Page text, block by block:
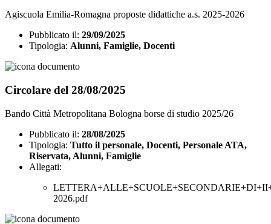
Agiscuola Emilia-Romagna proposte didattiche a.s. 2025-2026
Pubblicato il: 29/09/2025
Tipologia: Alunni, Famiglie, Docenti
Circolare del 28/08/2025
Bando Città Metropolitana Bologna borse di studio 2025/26
Pubblicato il: 28/08/2025
Tipologia: Tutto il personale, Docenti, Personale ATA,
Riservata, Alunni, Famiglie
Allegati:
2026.pdf